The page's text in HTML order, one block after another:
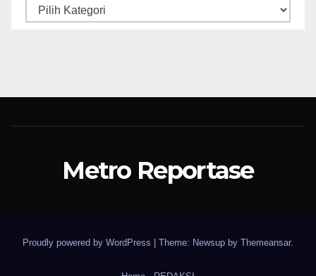
Kategori
Metro Reportase
Proudly powered by WordPress | Theme: Newsup by Themeansar.